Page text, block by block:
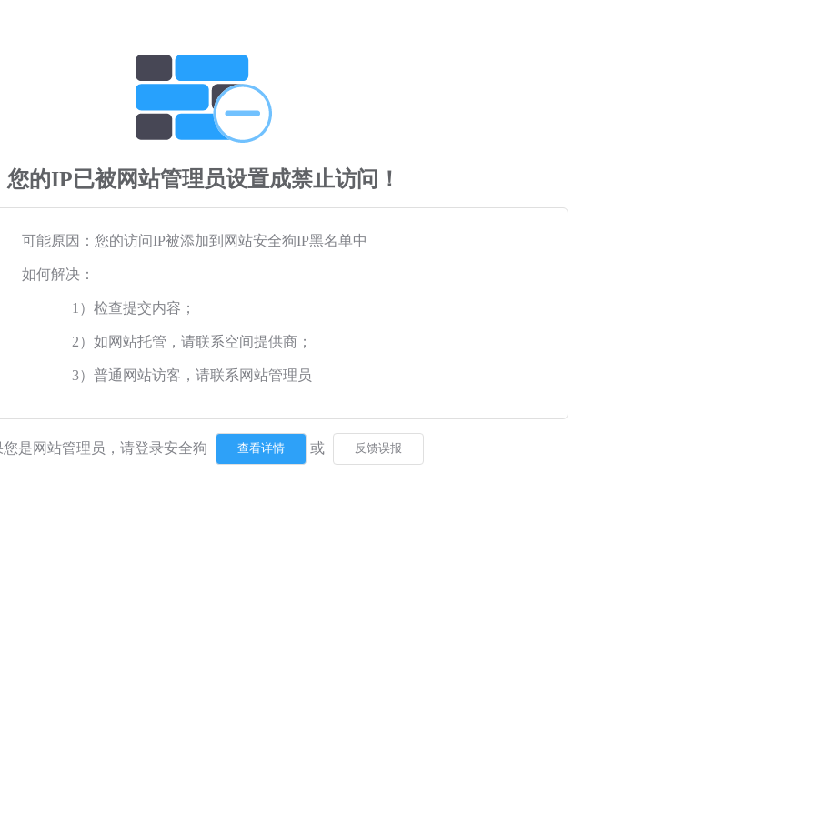
您的IP已被网站管理员设置成禁止访问！
可能原因：您的访问IP被添加到网站安全狗IP黑名单中
如何解决：
1）检查提交内容；
2）如网站托管，请联系空间提供商；
3）普通网站访客，请联系网站管理员
您是网站管理员，请登录安全狗 或